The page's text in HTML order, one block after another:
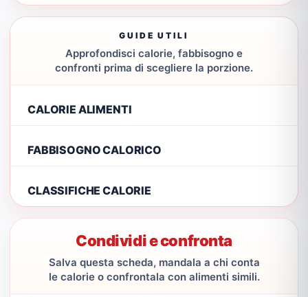
GUIDE UTILI
Approfondisci calorie, fabbisogno e
confronti prima di scegliere la porzione.
CALORIE ALIMENTI
FABBISOGNO CALORICO
CLASSIFICHE CALORIE
Condividi e confronta
Salva questa scheda, mandala a chi conta
le calorie o confrontala con alimenti simili.